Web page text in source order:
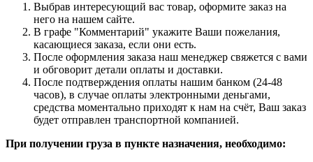
Выбрав интересующий вас товар, оформите заказ на
него на нашем сайте.
В графе "Комментарий" укажите Ваши пожелания,
касающиеся заказа, если они есть.
После оформления заказа наш менеджер свяжется с вами
и обговорит детали оплаты и доставки.
После подтверждения оплаты нашим банком (24-48
часов), в случае оплаты электронными деньгами,
средства моментально приходят к нам на счёт, Ваш заказ
будет отправлен транспортной компанией.
При получении груза в пункте назначения, необходимо: